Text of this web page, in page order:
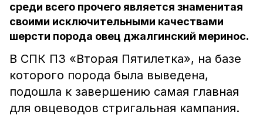
среди всего прочего является знаменитая
своими исключительными качествами
шерсти порода овец джалгинский меринос.
В СПК ПЗ «Вторая Пятилетка», на базе
которого порода была выведена,
подошла к завершению самая главная
для овцеводов стригальная кампания.